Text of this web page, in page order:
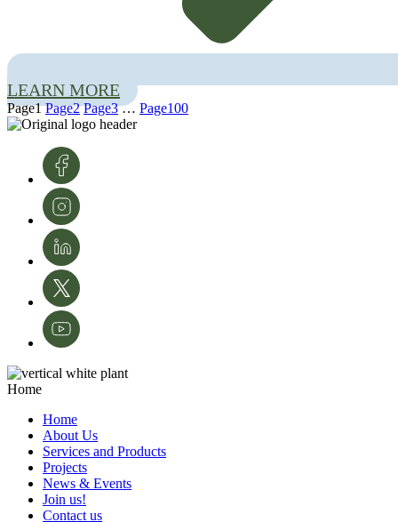
Integrated Services and Solutions:
Hubel Verde highlighted its
integrated services and solutions
cover various aspects of crop management. These holistic approaches
agricultural activity.
Recognition and Collaboration
InPP would like to thank Hubel Verde
sharing of knowledge and technologies. Your experience is fundamental to
Portugal.
Image credits: InnovPlantProtect - Inês Ferreira
LEARN MORE
Page1 Page2 Page3 … Page100
Home
Home
About Us
Services and Products
Projects
News & Events
Join us!
Contact us